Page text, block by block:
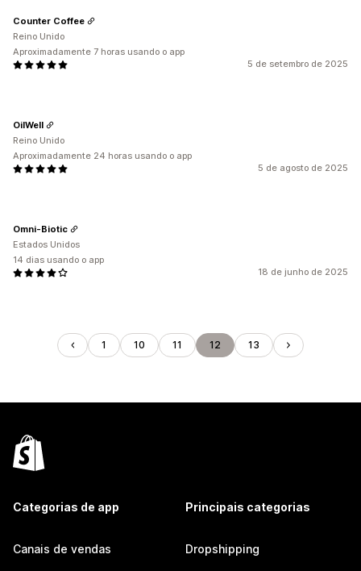
5 de setembro de 2025
Counter Coffee
Reino Unido
Aproximadamente 7 horas usando o app
5 de agosto de 2025
OilWell
Reino Unido
Aproximadamente 24 horas usando o app
18 de junho de 2025
Omni-Biotic
Estados Unidos
14 dias usando o app
1 10 11 12 13
Categorias de app
Canais de vendas
Principais categorias
Dropshipping